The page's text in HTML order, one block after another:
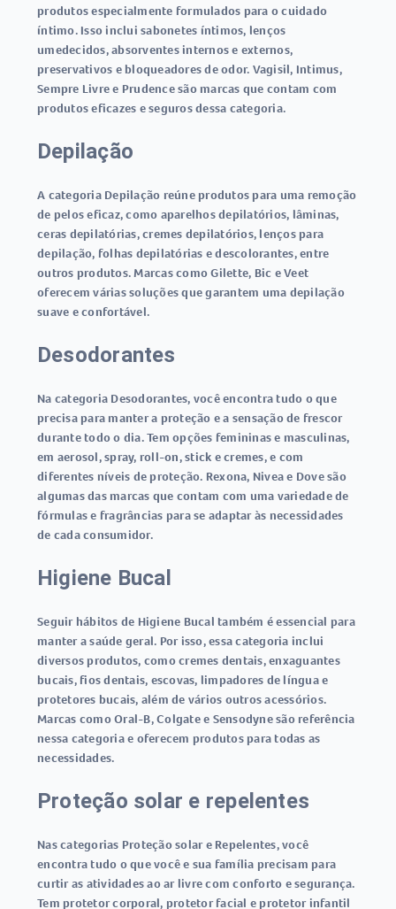
produtos especialmente formulados para o cuidado
íntimo. Isso inclui sabonetes íntimos, lenços
umedecidos, absorventes internos e externos,
preservativos e bloqueadores de odor. Vagisil, Intimus,
Sempre Livre e Prudence são marcas que contam com
produtos eficazes e seguros dessa categoria.
Depilação
A categoria Depilação reúne produtos para uma remoção
de pelos eficaz, como aparelhos depilatórios, lâminas,
ceras depilatórias, cremes depilatórios, lenços para
depilação, folhas depilatórias e descolorantes, entre
outros produtos. Marcas como Gilette, Bic e Veet
oferecem várias soluções que garantem uma depilação
suave e confortável.
Desodorantes
Na categoria Desodorantes, você encontra tudo o que
precisa para manter a proteção e a sensação de frescor
durante todo o dia. Tem opções femininas e masculinas,
em aerosol, spray, roll-on, stick e cremes, e com
diferentes níveis de proteção. Rexona, Nivea e Dove são
algumas das marcas que contam com uma variedade de
fórmulas e fragrâncias para se adaptar às necessidades
de cada consumidor.
Higiene Bucal
Seguir hábitos de Higiene Bucal também é essencial para
manter a saúde geral. Por isso, essa categoria inclui
diversos produtos, como cremes dentais, enxaguantes
bucais, fios dentais, escovas, limpadores de língua e
protetores bucais, além de vários outros acessórios.
Marcas como Oral-B, Colgate e Sensodyne são referência
nessa categoria e oferecem produtos para todas as
necessidades.
Proteção solar e repelentes
Nas categorias Proteção solar e Repelentes, você
encontra tudo o que você e sua família precisam para
curtir as atividades ao ar livre com conforto e segurança.
Tem protetor corporal, protetor facial e protetor infantil